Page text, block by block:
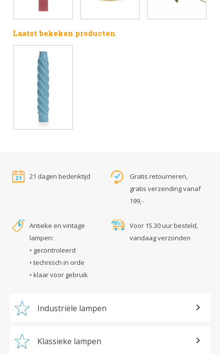
Laatst bekeken producten
21 dagen bedenktijd
Gratis retourneren,
gratis verzending vanaf
199,-
Antieke en vintage
lampen:
• gecontroleerd
• technisch in orde
• klaar voor gebruik
Voor 15.30 uur besteld,
vandaag verzonden
Industriële lampen
Klassieke lampen